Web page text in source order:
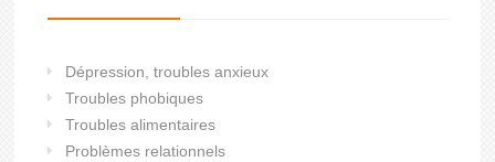
Dépression, troubles anxieux
Troubles phobiques
Troubles alimentaires
Problèmes relationnels